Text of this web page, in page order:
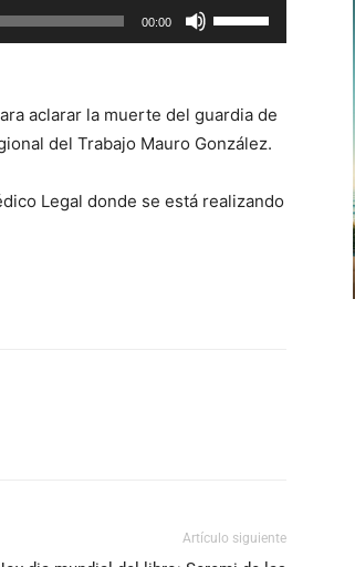
00:00
Utiliza
las
flecha
arriba/abajo
aumentar
aclarar la muerte del guardia de
del Trabajo Mauro González.
Legal donde se está realizando
Artículo siguiente